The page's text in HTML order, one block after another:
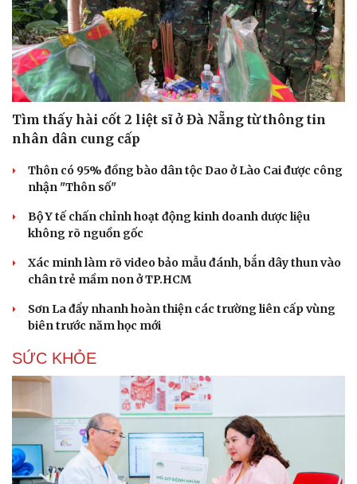
Tìm thấy hài cốt 2 liệt sĩ ở Đà Nẵng từ thông tin
nhân dân cung cấp
Thôn có 95% đồng bào dân tộc Dao ở Lào Cai được công
nhận "Thôn số"
Bộ Y tế chấn chỉnh hoạt động kinh doanh dược liệu
không rõ nguồn gốc
Xác minh làm rõ video bảo mẫu đánh, bắn dây thun vào
chân trẻ mầm non ở TP.HCM
Sơn La đẩy nhanh hoàn thiện các trường liên cấp vùng
biên trước năm học mới
SỨC KHỎE